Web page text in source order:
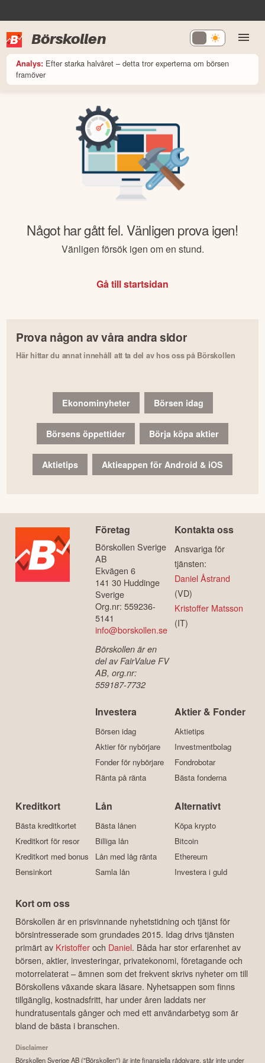
Börskollen
Analys: Efter starka halvåret – detta tror experterna om börsen
framöver
Något har gått fel. Vänligen prova igen!
Vänligen försök igen om en stund.
Gå till startsidan
Prova någon av våra andra sidor
Här hittar du annat innehåll att ta del av hos oss på Börskollen
Ekonominyheter Börsen idag
Börsens öppettider Börja köpa aktier
Aktietips Aktieappen för Android & iOS
Företag
Börskollen Sverige
AB
Ekvägen 6
141 30 Huddinge
Sverige
Org.nr: 559236-
5141
info@borskollen.se
Börskollen är en
del av FairValue FV
AB, org.nr:
559187-7732
Kontakta oss
Ansvariga för
tjänsten:
Daniel Åstrand
(VD)
Kristoffer Matsson
(IT)
Investera
Börsen idag
Aktier för nybörjare
Fonder för nybörjare
Ränta på ränta
Aktier & Fonder
Aktietips
Investmentbolag
Fondrobotar
Bästa fonderna
Kreditkort
Bästa kreditkortet
Kreditkort för resor
Kreditkort med bonus
Bensinkort
Lån
Bästa lånen
Billiga lån
Lån med låg ränta
Samla lån
Alternativt
Köpa krypto
Bitcoin
Ethereum
Investera i guld
Kort om oss
Börskollen är en prisvinnande nyhetstidning och tjänst för
börsintresserade som grundades 2015. Idag drivs tjänsten
primärt av Kristofferoch Daniel. Båda har stor erfarenhet av
börsen, aktier, investeringar, privatekonomi, företagande och
motorrelaterat – ämnen som det frekvent skrivs nyheter om till
Börskollens växande skara läsare. Nyhetsappen som finns
tillgänglig, kostnadsfritt, har under åren laddats ner
hundratusentals gånger och med ett användarbetyg som är
bland de bästa i branschen.
Disclaimer
Börskollen Sverige AB ("Börskollen") är inte finansiella rådgivare, står inte under